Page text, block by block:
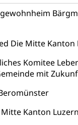
Die Mitte Kanton
Komitee
mit
Kanton Luzern
Sportanlagen
Jagd,
Wildtiere